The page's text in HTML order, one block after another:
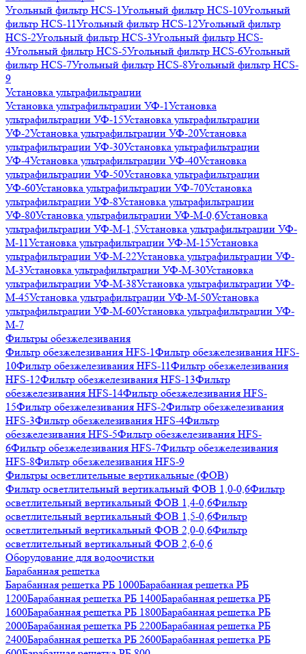
Угольный фильтр HСS-1Угольный фильтр HСS-10Угольный
фильтр HСS-11Угольный фильтр HСS-12Угольный фильтр
HСS-2Угольный фильтр HСS-3Угольный фильтр HСS-
4Угольный фильтр HСS-5Угольный фильтр HСS-6Угольный
фильтр HСS-7Угольный фильтр HСS-8Угольный фильтр HСS-
9
Установка ультрафильтрации
Установка ультрафильтрации УФ-1Установка
ультрафильтрации УФ-15Установка ультрафильтрации
УФ-2Установка ультрафильтрации УФ-20Установка
ультрафильтрации УФ-30Установка ультрафильтрации
УФ-4Установка ультрафильтрации УФ-40Установка
ультрафильтрации УФ-50Установка ультрафильтрации
УФ-60Установка ультрафильтрации УФ-70Установка
ультрафильтрации УФ-8Установка ультрафильтрации
УФ-80Установка ультрафильтрации УФ-М-0,6Установка
ультрафильтрации УФ-М-1,5Установка ультрафильтрации УФ-
М-11Установка ультрафильтрации УФ-М-15Установка
ультрафильтрации УФ-М-22Установка ультрафильтрации УФ-
М-3Установка ультрафильтрации УФ-М-30Установка
ультрафильтрации УФ-М-38Установка ультрафильтрации УФ-
М-45Установка ультрафильтрации УФ-М-50Установка
ультрафильтрации УФ-М-60Установка ультрафильтрации УФ-
М-7
Фильтры обезжелезивания
Фильтр обезжелезивания HFS-1Фильтр обезжелезивания HFS-
10Фильтр обезжелезивания HFS-11Фильтр обезжелезивания
HFS-12Фильтр обезжелезивания HFS-13Фильтр
обезжелезивания HFS-14Фильтр обезжелезивания HFS-
15Фильтр обезжелезивания HFS-2Фильтр обезжелезивания
HFS-3Фильтр обезжелезивания HFS-4Фильтр
обезжелезивания HFS-5Фильтр обезжелезивания HFS-
6Фильтр обезжелезивания HFS-7Фильтр обезжелезивания
HFS-8Фильтр обезжелезивания HFS-9
Фильтры осветлительные вертикальные (ФОВ)
Фильтр осветлительный вертикальный ФОВ 1,0-0,6Фильтр
осветлительный вертикальный ФОВ 1,4-0,6Фильтр
осветлительный вертикальный ФОВ 1,5-0,6Фильтр
осветлительный вертикальный ФОВ 2,0-0,6Фильтр
осветлительный вертикальный ФОВ 2,6-0,6
Оборудование для водоочистки
Барабанная решетка
Барабанная решетка РБ 1000Барабанная решетка РБ
1200Барабанная решетка РБ 1400Барабанная решетка РБ
1600Барабанная решетка РБ 1800Барабанная решетка РБ
2000Барабанная решетка РБ 2200Барабанная решетка РБ
2400Барабанная решетка РБ 2600Барабанная решетка РБ